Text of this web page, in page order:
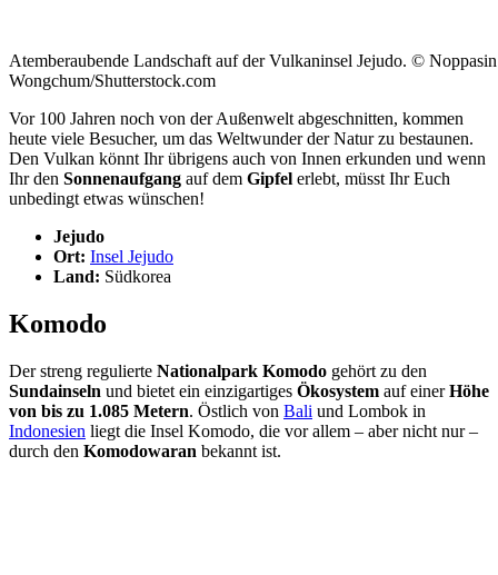
Atemberaubende Landschaft auf der Vulkaninsel Jejudo. © Noppasin
Wongchum/Shutterstock.com
Vor 100 Jahren noch von der Außenwelt abgeschnitten, kommen
heute viele Besucher, um das Weltwunder der Natur zu bestaunen.
Den Vulkan könnt Ihr übrigens auch von Innen erkunden und wenn
Ihr den Sonnenaufgang auf dem Gipfel erlebt, müsst Ihr Euch
unbedingt etwas wünschen!
Jejudo
Ort: Insel Jejudo
Land: Südkorea
Komodo
Der streng regulierte Nationalpark Komodo gehört zu den
Sundainseln und bietet ein einzigartiges Ökosystem auf einerHöhe
von bis zu 1.085 Metern. Östlich von Bali und Lombok in
Indonesien liegt die Insel Komodo, die vor allem – aber nicht nur –
durch den Komodowaran bekannt ist.